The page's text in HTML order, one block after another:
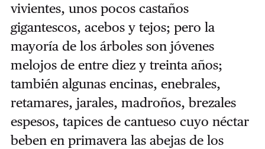
vivientes, unos pocos castaños
gigantescos, acebos y tejos; pero la
mayoría de los árboles son jóvenes
melojos de entre diez y treinta años;
también algunas encinas, enebrales,
retamares, jarales, madroños, brezales
espesos, tapices de cantueso cuyo néctar
beben en primavera las abejas de los